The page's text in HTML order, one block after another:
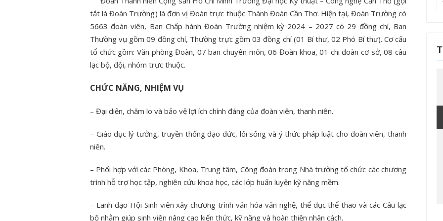
tắt là Đoàn Trường) là đơn vị Đoàn trực thuộc Thành Đoàn Cần Thơ. Hiện tại, Đoàn Trường có
5663 đoàn viên, Ban Chấp hành Đoàn Trường nhiệm kỳ 2024 – 2027 có 29 đồng chí, Ban
Thường vụ gồm 09 đồng chí, Thường trực gồm 03 đồng chí (01 Bí thư, 02 Phó Bí thư). Cơ cấu
tổ chức gồm: Văn phòng Đoàn, 07 ban chuyên môn, 06 Đoàn khoa, 01 chi đoàn cơ sở, 08 câu
lạc bộ, đội, nhóm trực thuộc.
CHỨC NĂNG, NHIỆM VỤ
– Đại diện, chăm lo và bảo vệ lợi ích chính đáng của đoàn viên, thanh niên.
– Giáo dục lý tưởng, truyền thống đạo đức, lối sống và ý thức pháp luật cho đoàn viên, thanh
niên.
– Phối hợp với các Phòng, Khoa, Trung tâm, Công đoàn trong Nhà trường tổ chức các chương
trình hỗ trợ học tập, nghiên cứu khoa học, các lớp huấn luyện kỹ năng mềm.
– Lãnh đạo Hội Sinh viên xây chương trình văn hóa văn nghệ, thể dục thể thao và các Câu lạc
bộ nhằm giúp sinh viên nâng cao kiến thức, kỹ năng và hoàn thiện nhân cách.